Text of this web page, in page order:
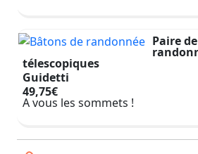
Paire
télescopiques
Guidetti
49,75€
A vous les sommets !